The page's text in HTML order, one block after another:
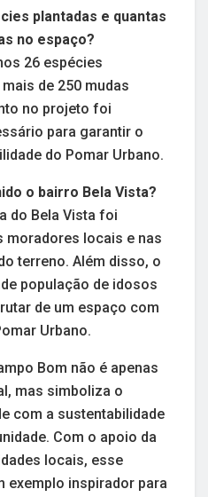
plantadas e quantas
no espaço?
26 espécies
de 250 mudas
no projeto foi
para garantir o
do Pomar Urbano.
o bairro Bela Vista?
do Bela Vista foi
moradores locais e nas
terreno. Além disso, o
população de idosos
de um espaço com
Urbano.
Bom não é apenas
mas simboliza o
com a sustentabilidade
Com o apoio da
locais, esse
exemplo inspirador para